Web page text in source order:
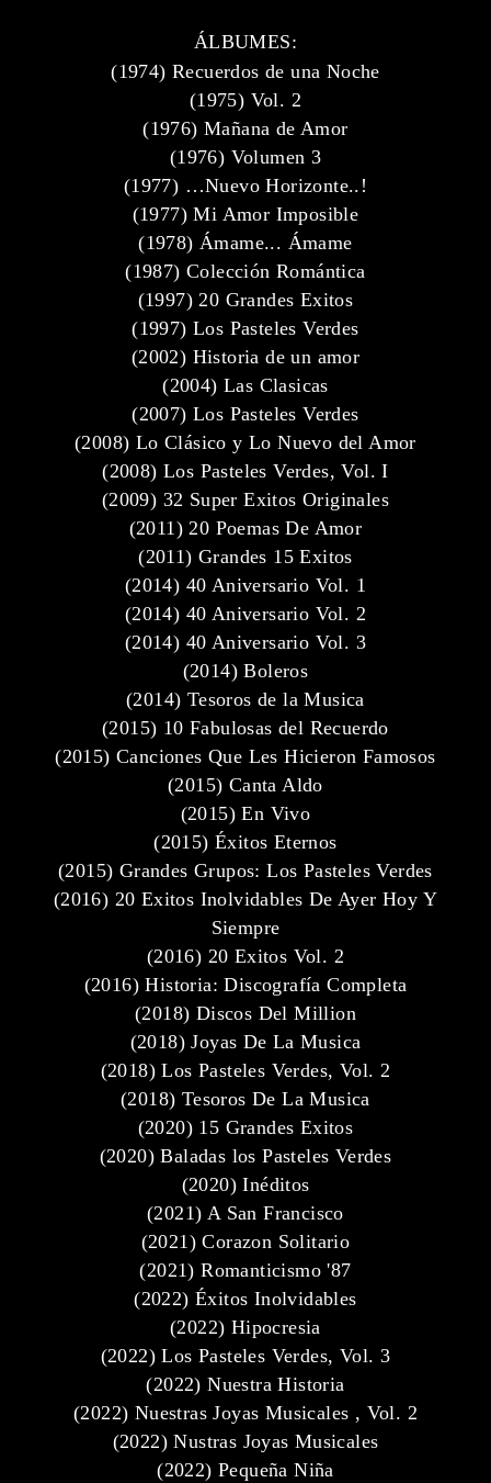
ÁLBUMES:
(1974) Recuerdos de una Noche
(1975) Vol. 2
(1976) Mañana de Amor
(1976) Volumen 3
(1977) …Nuevo Horizonte..!
(1977) Mi Amor Imposible
(1978) Ámame... Ámame
(1987) Colección Romántica
(1997) 20 Grandes Exitos
(1997) Los Pasteles Verdes
(2002) Historia de un amor
(2004) Las Clasicas
(2007) Los Pasteles Verdes
(2008) Lo Clásico y Lo Nuevo del Amor
(2008) Los Pasteles Verdes, Vol. I
(2009) 32 Super Exitos Originales
(2011) 20 Poemas De Amor
(2011) Grandes 15 Exitos
(2014) 40 Aniversario Vol. 1
(2014) 40 Aniversario Vol. 2
(2014) 40 Aniversario Vol. 3
(2014) Boleros
(2014) Tesoros de la Musica
(2015) 10 Fabulosas del Recuerdo
(2015) Canciones Que Les Hicieron Famosos
(2015) Canta Aldo
(2015) En Vivo
(2015) Éxitos Eternos
(2015) Grandes Grupos: Los Pasteles Verdes
(2016) 20 Exitos Inolvidables De Ayer Hoy Y
Siempre
(2016) 20 Exitos Vol. 2
(2016) Historia: Discografía Completa
(2018) Discos Del Million
(2018) Joyas De La Musica
(2018) Los Pasteles Verdes, Vol. 2
(2018) Tesoros De La Musica
(2020) 15 Grandes Exitos
(2020) Baladas los Pasteles Verdes
(2020) Inéditos
(2021) A San Francisco
(2021) Corazon Solitario
(2021) Romanticismo '87
(2022) Éxitos Inolvidables
(2022) Hipocresia
(2022) Los Pasteles Verdes, Vol. 3
(2022) Nuestra Historia
(2022) Nuestras Joyas Musicales , Vol. 2
(2022) Nustras Joyas Musicales
(2022) Pequeña Niña